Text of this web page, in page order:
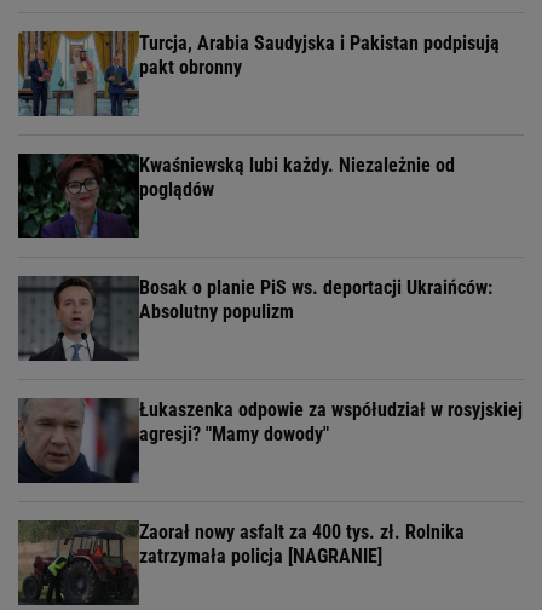
Turcja, Arabia Saudyjska i Pakistan podpisują
pakt obronny
Kwaśniewską lubi każdy. Niezależnie od
poglądów
Bosak o planie PiS ws. deportacji Ukraińców:
Absolutny populizm
Łukaszenka odpowie za współudział w rosyjskiej
agresji? "Mamy dowody"
Zaorał nowy asfalt za 400 tys. zł. Rolnika
zatrzymała policja [NAGRANIE]